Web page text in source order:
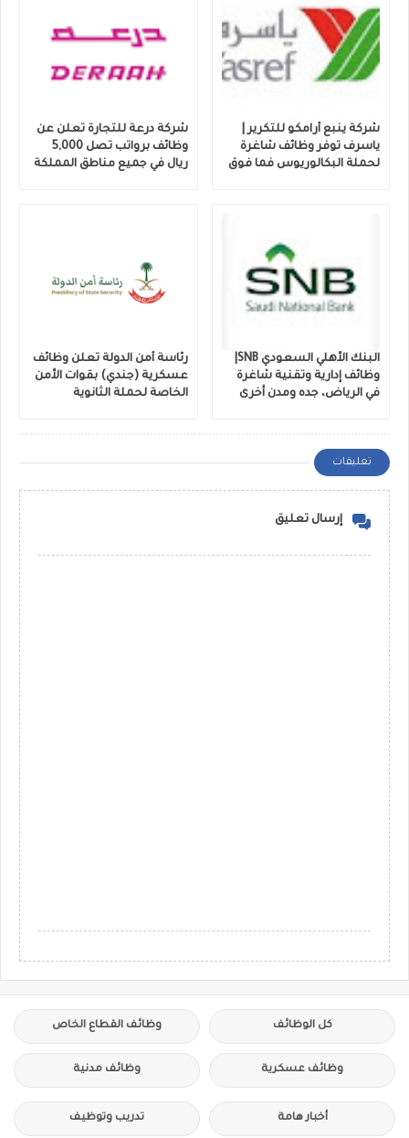
شركة ينبع أرامكو للتكرير |
ياسرف توفر وظائف شاغرة
لحملة البكالوريوس فما فوق
شركة درعة للتجارة تعلن عن
وظائف برواتب تصل 5,000
ريال في جميع مناطق المملكة
وظائف إدارية وتقنية شاغرة
في الرياض، جده ومدن أخرى
رئاسة أمن الدولة تعلن وظائف
عسكرية (جندي) بقوات الأمن
الخاصة لحملة الثانوية
تعليقات
إرسال تعليق
كل الوظائف وظائف القطاع الخاص
وظائف عسكرية وظائف مدنية
أخبار هامة تدريب وتوظيف